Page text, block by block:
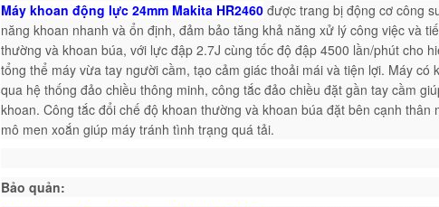
Máy khoan động lực 24mm Makita HR2460 được trang bị động cơ công
năng khoan nhanh và ổn định, đảm bảo tăng khả năng xử lý công việc và
thường và khoan búa, với lực đập 2.7J cùng tốc độ đập 4500 lần/phút cho
tổng thể máy vừa tay người cầm, tạo cảm giác thoải mái và tiện lợi. Máy có
qua hệ thống đảo chiều thông minh, công tắc đảo chiều đặt gần tay cầm
khoan. Công tắc đổi chế độ khoan thường và khoan búa đặt bên cạnh
mô men xoắn giúp máy tránh tình trạng quá tải.
Bảo quản: